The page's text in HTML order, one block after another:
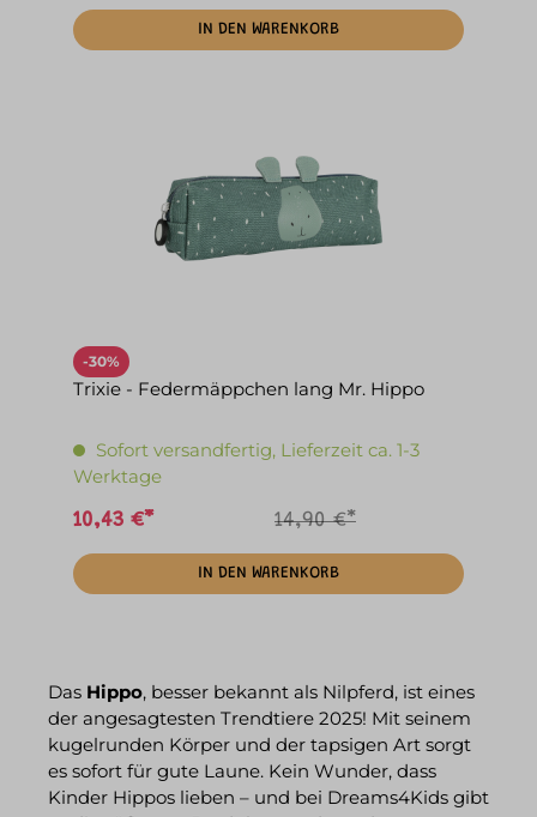
IN DEN WARENKORB
-30%
Trixie - Federmäppchen lang Mr. Hippo
Sofort versandfertig, Lieferzeit ca. 1-3
Werktage
10,43 €* 14,90 €*
IN DEN WARENKORB
Das Hippo, besser bekannt als Nilpferd, ist eines
der angesagtesten Trendtiere 2025! Mit seinem
kugelrunden Körper und der tapsigen Art sorgt
es sofort für gute Laune. Kein Wunder, dass
Kinder Hippos lieben – und bei Dreams4Kids gibt